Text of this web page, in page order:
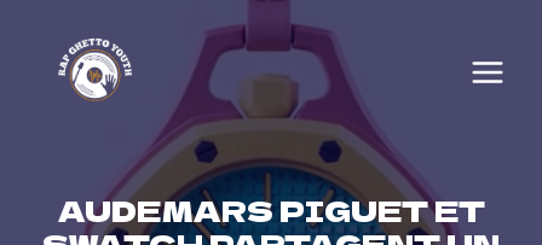
content
AUDEMARS PIGUET ET